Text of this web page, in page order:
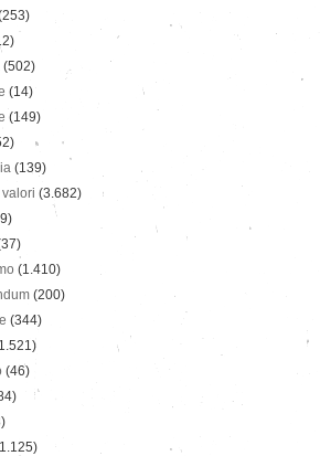
(502)
(14)
(149)
(139)
(3.682)
(1.410)
(200)
(344)
(46)